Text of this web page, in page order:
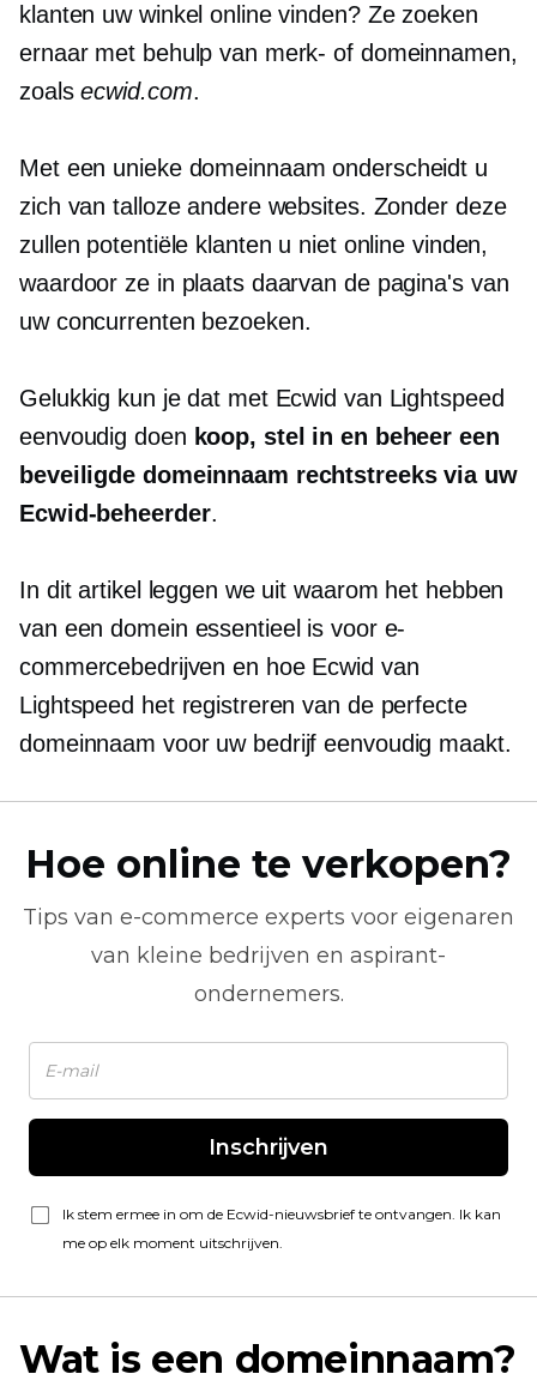
klanten uw winkel online vinden? Ze zoeken
ernaar met behulp van merk- of domeinnamen,
zoalsecwid.com.
Met een unieke domeinnaam onderscheidt u
zich van talloze andere websites. Zonder deze
zullen potentiële klanten u niet online vinden,
waardoor ze in plaats daarvan de pagina's van
uw concurrenten bezoeken.
Gelukkig kun je dat met Ecwid van Lightspeed
eenvoudig doen koop, stel in en beheer een
beveiligde domeinnaam rechtstreeks via uw
Ecwid-beheerder.
In dit artikel leggen we uit waarom het hebben
van een domein essentieel is voor e-
commercebedrijven en hoe Ecwid van
Lightspeed het registreren van de perfecte
domeinnaam voor uw bedrijf eenvoudig maakt.
Hoe online te verkopen?
Tips van e-commerce experts voor eigenaren
van kleine bedrijven en aspirant-
ondernemers.
Inschrijven
Ik stem ermee in om de Ecwid-nieuwsbrief te ontvangen. Ik kan
me op elk moment uitschrijven.
Wat is een domeinnaam?